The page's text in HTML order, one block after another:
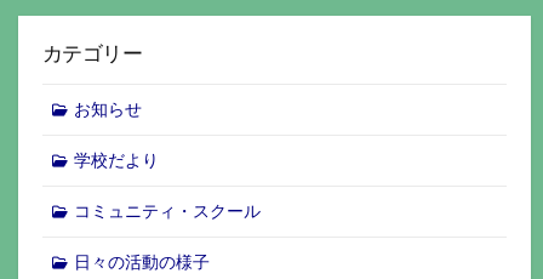
カテゴリー
お知らせ
学校だより
コミュニティ・スクール
日々の活動の様子